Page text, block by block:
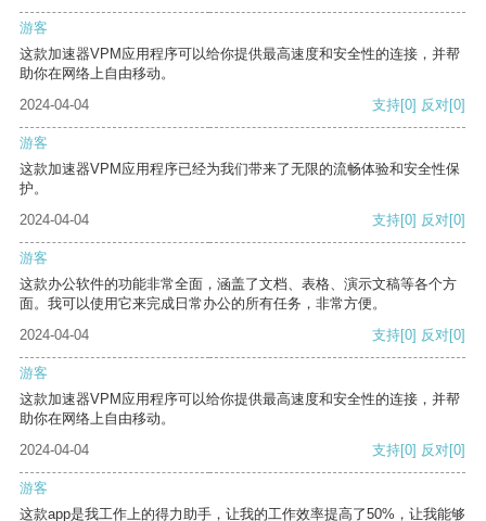
游客
这款加速器VPM应用程序可以给你提供最高速度和安全性的连接，并帮
助你在网络上自由移动。
2024-04-04
支持[0] 反对[0]
游客
这款加速器VPM应用程序已经为我们带来了无限的流畅体验和安全性保
护。
2024-04-04
支持[0] 反对[0]
游客
这款办公软件的功能非常全面，涵盖了文档、表格、演示文稿等各个方
面。我可以使用它来完成日常办公的所有任务，非常方便。
2024-04-04
支持[0] 反对[0]
游客
这款加速器VPM应用程序可以给你提供最高速度和安全性的连接，并帮
助你在网络上自由移动。
2024-04-04
支持[0] 反对[0]
游客
这款app是我工作上的得力助手，让我的工作效率提高了50%，让我能够